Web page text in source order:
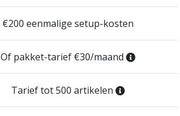
€200 eenmalige setup-kosten
Of pakket-tarief €30/maand
Tarief tot 500 artikelen